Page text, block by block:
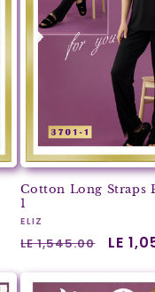
Cotton Long Straps
1
Vendor:
ELIZ
Regular
LE 1,545.00
Sale
LE